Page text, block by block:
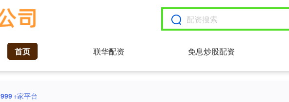
首页 联华配资 免息炒股配资
999+家平台